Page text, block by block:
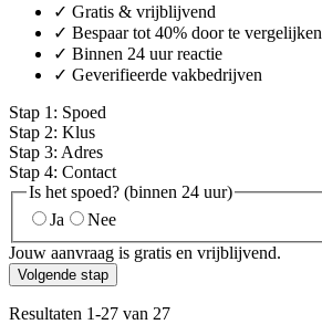
✓ Gratis & vrijblijvend
✓ Bespaar tot 40% door te vergelijken
✓ Binnen 24 uur reactie
✓ Geverifieerde vakbedrijven
Stap 1 : Spoed
Stap 2: Klus
Stap 3: Adres
Stap 4: Contact
Is het spoed? (binnen 24 uur)
Ja
Nee
Jouw aanvraag is gratis en vrijblijvend.
Volgende stap
Resultaten 1-27 van 27